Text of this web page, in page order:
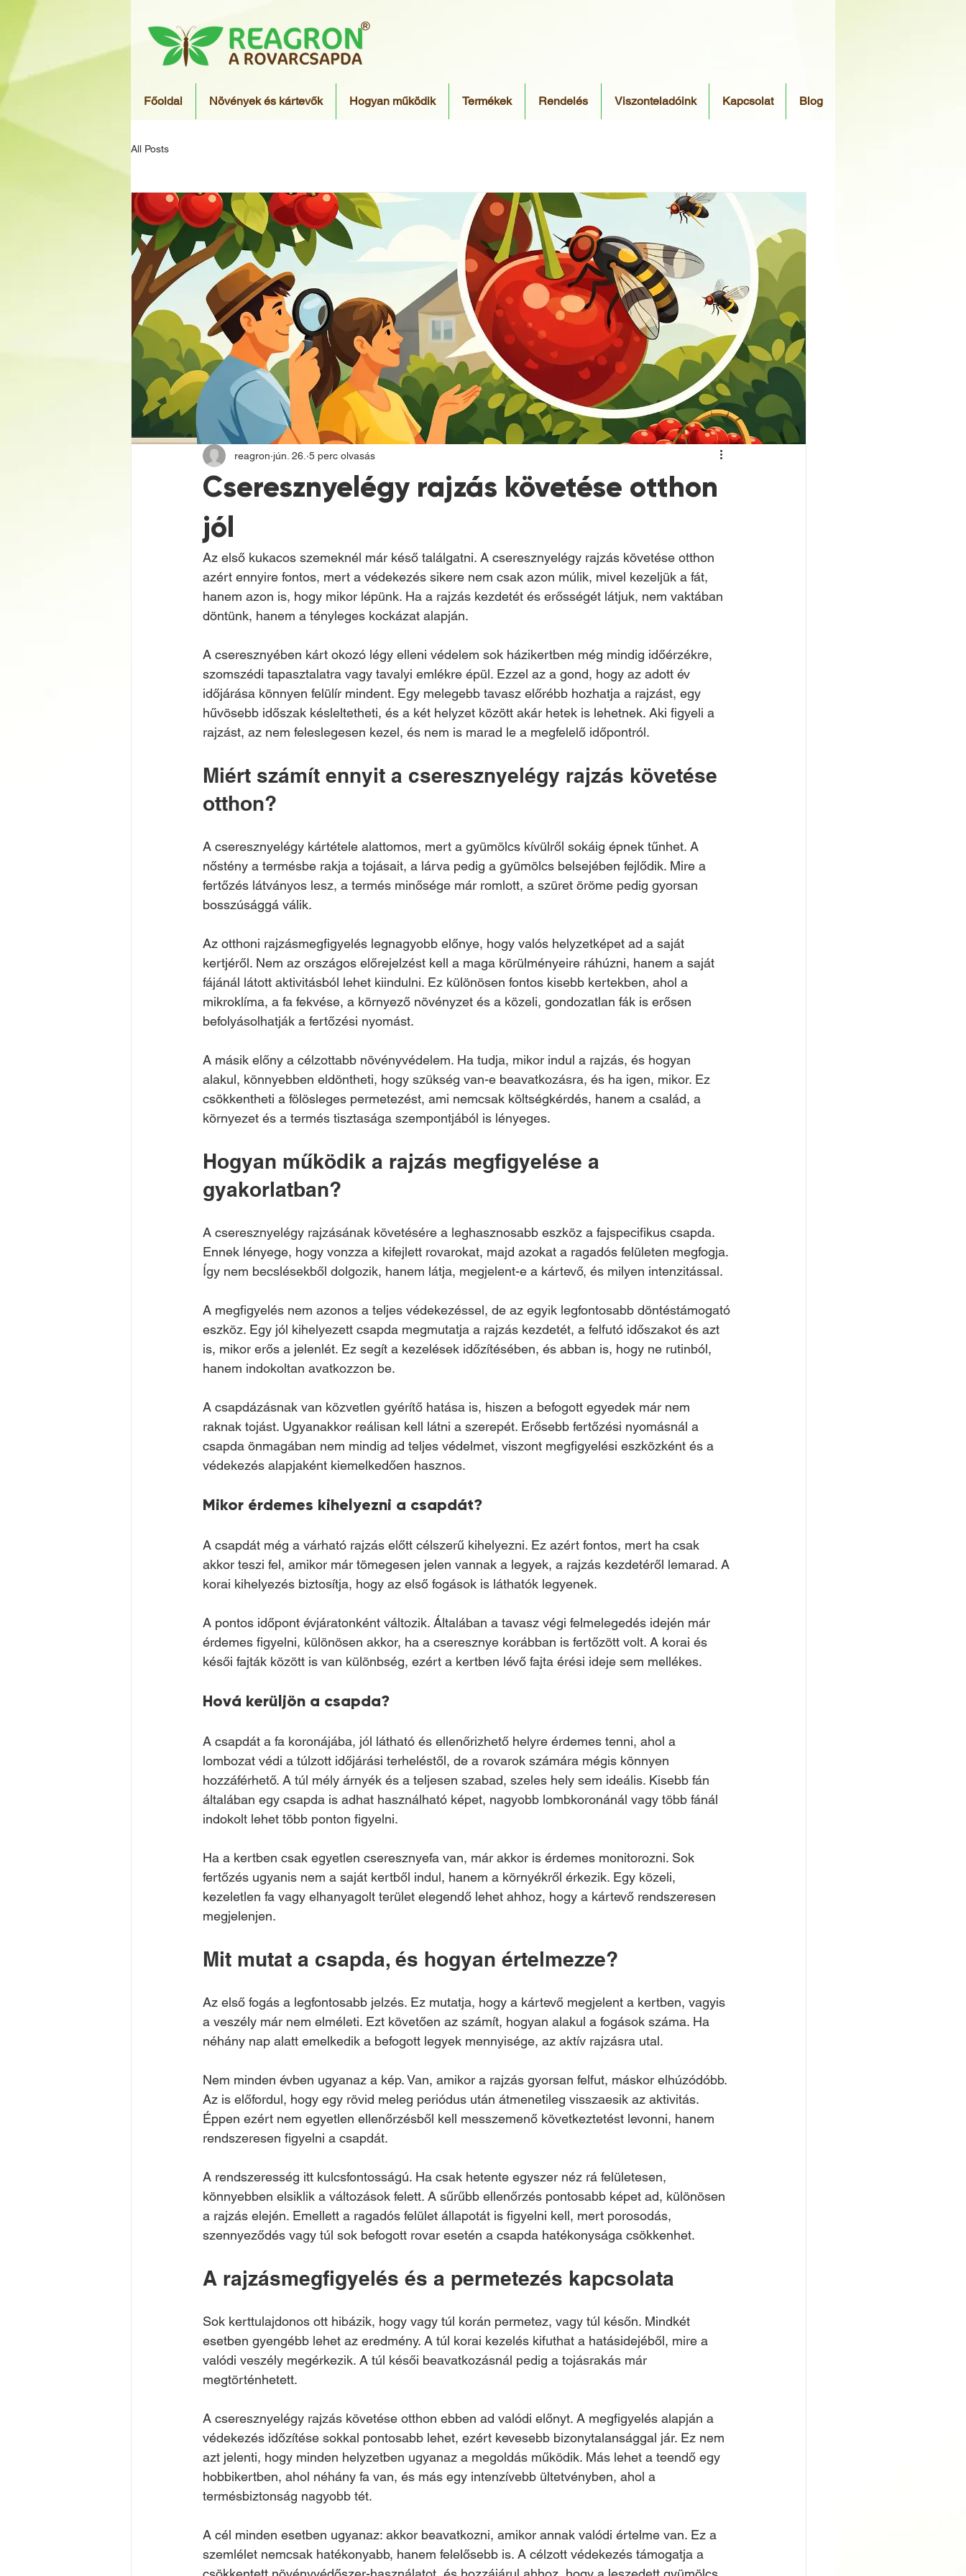
Főoldal Növények és kártevők Hogyan működik Termékek Rendelés Viszonteladóink Kapcsolat Blog
All Posts
Cseresznyelégy rajzás követése otthon
jól
reagron jún. 26. 5 perc olvasás
Az első kukacos szemeknél már késő találgatni. A cseresznyelégy rajzás követése otthon
azért ennyire fontos, mert a védekezés sikere nem csak azon múlik, mivel kezeljük a fát,
hanem azon is, hogy mikor lépünk. Ha a rajzás kezdetét és erősségét látjuk, nem vaktában
döntünk, hanem a tényleges kockázat alapján.
A cseresznyében kárt okozó légy elleni védelem sok házikertben még mindig időérzékre,
szomszédi tapasztalatra vagy tavalyi emlékre épül. Ezzel az a gond, hogy az adott év
időjárása könnyen felülír mindent. Egy melegebb tavasz előrébb hozhatja a rajzást, egy
hűvösebb időszak késleltetheti, és a két helyzet között akár hetek is lehetnek. Aki figyeli a
rajzást, az nem feleslegesen kezel, és nem is marad le a megfelelő időpontról.
Miért számít ennyit a cseresznyelégy rajzás követése
otthon?
A cseresznyelégy kártétele alattomos, mert a gyümölcs kívülről sokáig épnek tűnhet. A
nőstény a termésbe rakja a tojásait, a lárva pedig a gyümölcs belsejében fejlődik. Mire a
fertőzés látványos lesz, a termés minősége már romlott, a szüret öröme pedig gyorsan
bosszúsággá válik.
Az otthoni rajzásmegfigyelés legnagyobb előnye, hogy valós helyzetképet ad a saját
kertjéről. Nem az országos előrejelzést kell a maga körülményeire ráhúzni, hanem a saját
fájánál látott aktivitásból lehet kiindulni. Ez különösen fontos kisebb kertekben, ahol a
mikroklíma, a fa fekvése, a környező növényzet és a közeli, gondozatlan fák is erősen
befolyásolhatják a fertőzési nyomást.
A másik előny a célzottabb növényvédelem. Ha tudja, mikor indul a rajzás, és hogyan
alakul, könnyebben eldöntheti, hogy szükség van-e beavatkozásra, és ha igen, mikor. Ez
csökkentheti a fölösleges permetezést, ami nemcsak költségkérdés, hanem a család, a
környezet és a termés tisztasága szempontjából is lényeges.
Hogyan működik a rajzás megfigyelése a
gyakorlatban?
A cseresznyelégy rajzásának követésére a leghasznosabb eszköz a fajspecifikus csapda.
Ennek lényege, hogy vonzza a kifejlett rovarokat, majd azokat a ragadós felületen megfogja.
Így nem becslésekből dolgozik, hanem látja, megjelent-e a kártevő, és milyen intenzitással.
A megfigyelés nem azonos a teljes védekezéssel, de az egyik legfontosabb döntéstámogató
eszköz. Egy jól kihelyezett csapda megmutatja a rajzás kezdetét, a felfutó időszakot és azt
is, mikor erős a jelenlét. Ez segít a kezelések időzítésében, és abban is, hogy ne rutinból,
hanem indokoltan avatkozzon be.
A csapdázásnak van közvetlen gyérítő hatása is, hiszen a befogott egyedek már nem
raknak tojást. Ugyanakkor reálisan kell látni a szerepét. Erősebb fertőzési nyomásnál a
csapda önmagában nem mindig ad teljes védelmet, viszont megfigyelési eszközként és a
védekezés alapjaként kiemelkedően hasznos.
Mikor érdemes kihelyezni a csapdát?
A csapdát még a várható rajzás előtt célszerű kihelyezni. Ez azért fontos, mert ha csak
akkor teszi fel, amikor már tömegesen jelen vannak a legyek, a rajzás kezdetéről lemarad. A
korai kihelyezés biztosítja, hogy az első fogások is láthatók legyenek.
A pontos időpont évjáratonként változik. Általában a tavasz végi felmelegedés idején már
érdemes figyelni, különösen akkor, ha a cseresznye korábban is fertőzött volt. A korai és
késői fajták között is van különbség, ezért a kertben lévő fajta érési ideje sem mellékes.
Hová kerüljön a csapda?
A csapdát a fa koronájába, jól látható és ellenőrizhető helyre érdemes tenni, ahol a
lombozat védi a túlzott időjárási terheléstől, de a rovarok számára mégis könnyen
hozzáférhető. A túl mély árnyék és a teljesen szabad, szeles hely sem ideális. Kisebb fán
általában egy csapda is adhat használható képet, nagyobb lombkoronánál vagy több fánál
indokolt lehet több ponton figyelni.
Ha a kertben csak egyetlen cseresznyefa van, már akkor is érdemes monitorozni. Sok
fertőzés ugyanis nem a saját kertből indul, hanem a környékről érkezik. Egy közeli,
kezeletlen fa vagy elhanyagolt terület elegendő lehet ahhoz, hogy a kártevő rendszeresen
megjelenjen.
Mit mutat a csapda, és hogyan értelmezze?
Az első fogás a legfontosabb jelzés. Ez mutatja, hogy a kártevő megjelent a kertben, vagyis
a veszély már nem elméleti. Ezt követően az számít, hogyan alakul a fogások száma. Ha
néhány nap alatt emelkedik a befogott legyek mennyisége, az aktív rajzásra utal.
Nem minden évben ugyanaz a kép. Van, amikor a rajzás gyorsan felfut, máskor elhúzódóbb.
Az is előfordul, hogy egy rövid meleg periódus után átmenetileg visszaesik az aktivitás.
Éppen ezért nem egyetlen ellenőrzésből kell messzemenő következtetést levonni, hanem
rendszeresen figyelni a csapdát.
A rendszeresség itt kulcsfontosságú. Ha csak hetente egyszer néz rá felületesen,
könnyebben elsiklik a változások felett. A sűrűbb ellenőrzés pontosabb képet ad, különösen
a rajzás elején. Emellett a ragadós felület állapotát is figyelni kell, mert porosodás,
szennyeződés vagy túl sok befogott rovar esetén a csapda hatékonysága csökkenhet.
A rajzásmegfigyelés és a permetezés kapcsolata
Sok kerttulajdonos ott hibázik, hogy vagy túl korán permetez, vagy túl későn. Mindkét
esetben gyengébb lehet az eredmény. A túl korai kezelés kifuthat a hatásidejéből, mire a
valódi veszély megérkezik. A túl késői beavatkozásnál pedig a tojásrakás már
megtörténhetett.
A cseresznyelégy rajzás követése otthon ebben ad valódi előnyt. A megfigyelés alapján a
védekezés időzítése sokkal pontosabb lehet, ezért kevesebb bizonytalansággal jár. Ez nem
azt jelenti, hogy minden helyzetben ugyanaz a megoldás működik. Más lehet a teendő egy
hobbikertben, ahol néhány fa van, és más egy intenzívebb ültetvényben, ahol a
termésbiztonság nagyobb tét.
A cél minden esetben ugyanaz: akkor beavatkozni, amikor annak valódi értelme van. Ez a
szemlélet nemcsak hatékonyabb, hanem felelősebb is. A célzott védekezés támogatja a